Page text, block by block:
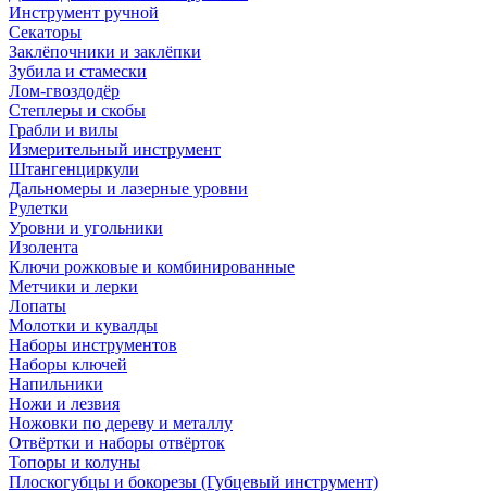
Инструмент ручной
Секаторы
Заклёпочники и заклёпки
Зубила и стамески
Лом-гвоздодёр
Степлеры и скобы
Грабли и вилы
Измерительный инструмент
Штангенциркули
Дальномеры и лазерные уровни
Рулетки
Уровни и угольники
Изолента
Ключи рожковые и комбинированные
Метчики и лерки
Лопаты
Молотки и кувалды
Наборы инструментов
Наборы ключей
Напильники
Ножи и лезвия
Ножовки по дереву и металлу
Отвёртки и наборы отвёрток
Топоры и колуны
Плоскогубцы и бокорезы (Губцевый инструмент)